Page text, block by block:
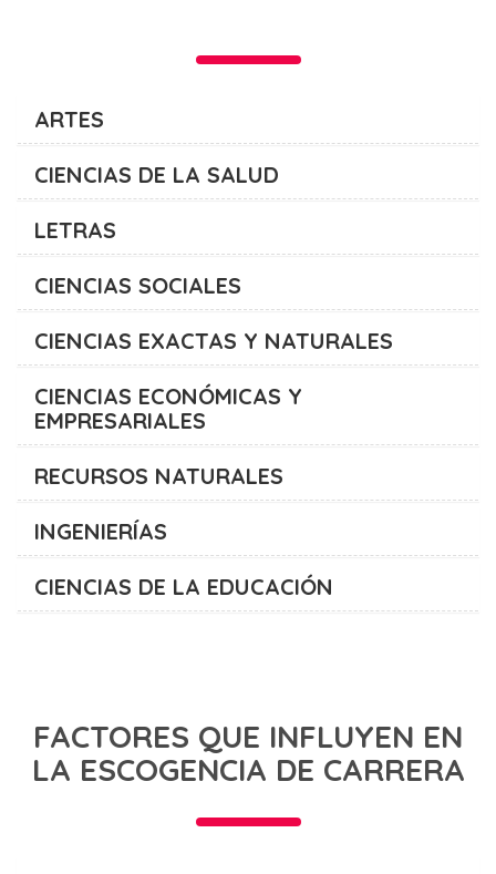
ARTES
CIENCIAS DE LA SALUD
LETRAS
CIENCIAS SOCIALES
CIENCIAS EXACTAS Y NATURALES
CIENCIAS ECONÓMICAS Y
EMPRESARIALES
RECURSOS NATURALES
INGENIERÍAS
CIENCIAS DE LA EDUCACIÓN
FACTORES QUE INFLUYEN EN
LA ESCOGENCIA DE CARRERA